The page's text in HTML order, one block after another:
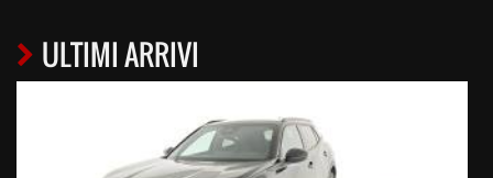
ULTIMI ARRIVI